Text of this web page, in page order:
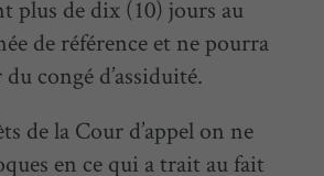
plus de dix (10) jours au
de référence et ne pourra
congé d’assiduité.
de la Cour d’appel on ne
en ce qui a trait au fait